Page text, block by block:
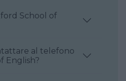
al telefono
English?